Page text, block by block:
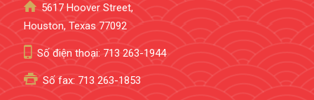
5617 Hoover Street,
Houston, Texas 77092
Số điện thoại: 713 263-1944
Số fax: 713 263-1853